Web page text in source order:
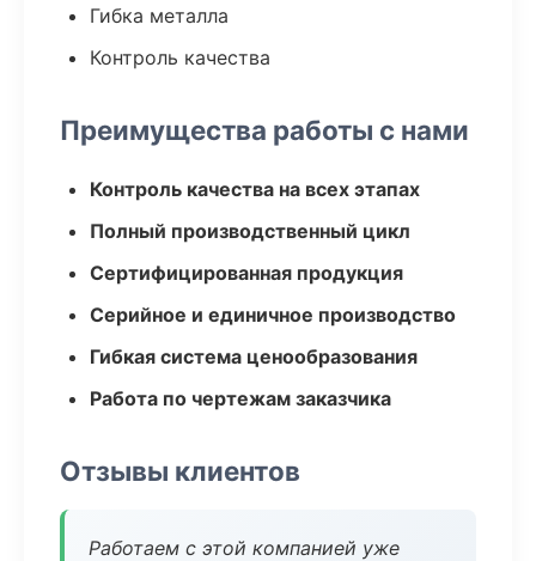
Гибка металла
Контроль качества
Преимущества работы с нами
Контроль качества на всех этапах
Полный производственный цикл
Сертифицированная продукция
Серийное и единичное производство
Гибкая система ценообразования
Работа по чертежам заказчика
Отзывы клиентов
Работаем с этой компанией уже